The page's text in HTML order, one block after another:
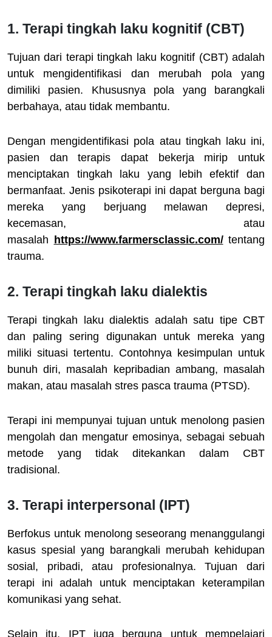
1. Terapi tingkah laku kognitif (CBT)
Tujuan dari terapi tingkah laku kognitif (CBT) adalah
untuk mengidentifikasi dan merubah pola yang
dimiliki pasien. Khususnya pola yang barangkali
berbahaya, atau tidak membantu.
Dengan mengidentifikasi pola atau tingkah laku ini,
pasien dan terapis dapat bekerja mirip untuk
menciptakan tingkah laku yang lebih efektif dan
bermanfaat. Jenis psikoterapi ini dapat berguna bagi
mereka yang berjuang melawan depresi,
kecemasan, atau
masalah https://www.farmersclassic.com/tentang
trauma.
2. Terapi tingkah laku dialektis
Terapi tingkah laku dialektis adalah satu tipe CBT
dan paling sering digunakan untuk mereka yang
miliki situasi tertentu. Contohnya kesimpulan untuk
bunuh diri, masalah kepribadian ambang, masalah
makan, atau masalah stres pasca trauma (PTSD).
Terapi ini mempunyai tujuan untuk menolong pasien
mengolah dan mengatur emosinya, sebagai sebuah
metode yang tidak ditekankan dalam CBT
tradisional.
3. Terapi interpersonal (IPT)
Berfokus untuk menolong seseorang menanggulangi
kasus spesial yang barangkali merubah kehidupan
sosial, pribadi, atau profesionalnya. Tujuan dari
terapi ini adalah untuk menciptakan keterampilan
komunikasi yang sehat.
Selain itu, IPT juga berguna untuk mempelajari